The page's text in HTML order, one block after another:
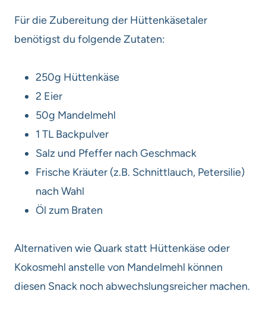
Für die Zubereitung der Hüttenkäsetaler
benötigst du folgende Zutaten:
250g Hüttenkäse
2 Eier
50g Mandelmehl
1 TL Backpulver
Salz und Pfeffer nach Geschmack
Frische Kräuter (z.B. Schnittlauch, Petersilie)
nach Wahl
Öl zum Braten
Alternativen wie Quark statt Hüttenkäse oder
Kokosmehl anstelle von Mandelmehl können
diesen Snack noch abwechslungsreicher machen.